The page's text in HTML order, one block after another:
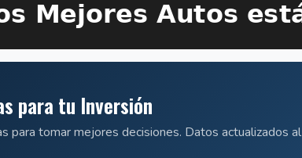
para tu Inversión
para tomar mejores decisiones. Datos actualizados al